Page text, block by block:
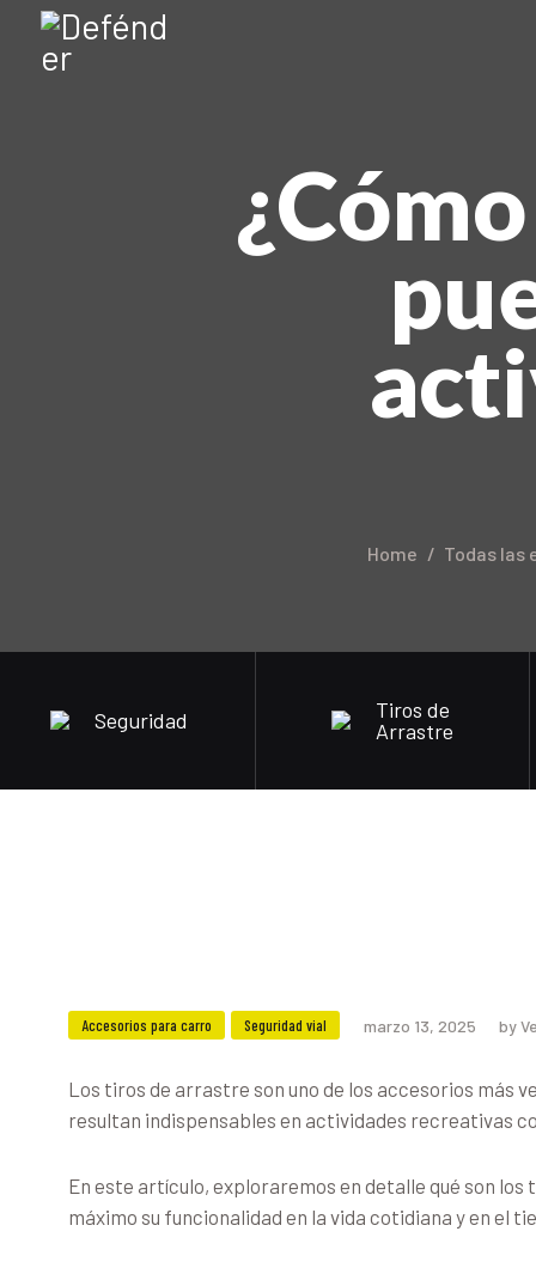
Home Todas las
Seguridad
Tiros de
Arrastre
Accesorios para carro Seguridad vial marzo 13, 2025 by
Los tiros de arrastre son uno de los accesorios más
resultan indispensables en actividades recreativas
En este artículo, exploraremos en detalle qué son
máximo su funcionalidad en la vida cotidiana y en el